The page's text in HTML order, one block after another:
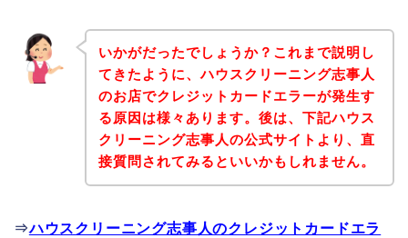
いかがだったでしょうか？これまで説明し
てきたように、ハウスクリーニング志事人
のお店でクレジットカードエラーが発生す
る原因は様々あります。後は、下記ハウス
クリーニング志事人の公式サイトより、直
接質問されてみるといいかもしれません。
⇒ハウスクリーニング志事人のクレジットカードエラ